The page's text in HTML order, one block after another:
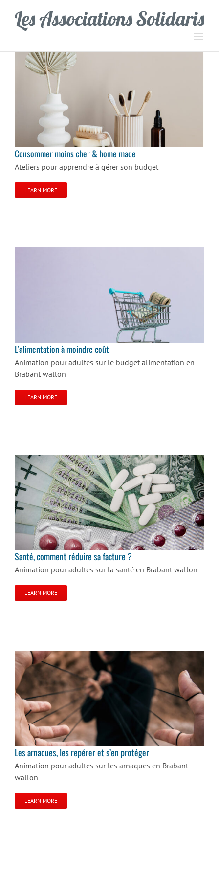
contenu
Consommer moins cher & home made
Consommer moins cher & home made
Ateliers pour apprendre à gérer son budget
LEARN MORE
L’alimentation à moindre coût
L’alimentation à moindre coût
Animation pour adultes sur le budget alimentation en
Brabant wallon
LEARN MORE
Santé, comment réduire sa facture ?
Santé, comment réduire sa facture ?
Animation pour adultes sur la santé en Brabant wallon
LEARN MORE
Les arnaques, les repérer et s’en protéger
Les arnaques, les repérer et s’en protéger
Animation pour adultes sur les arnaques en Brabant
wallon
LEARN MORE